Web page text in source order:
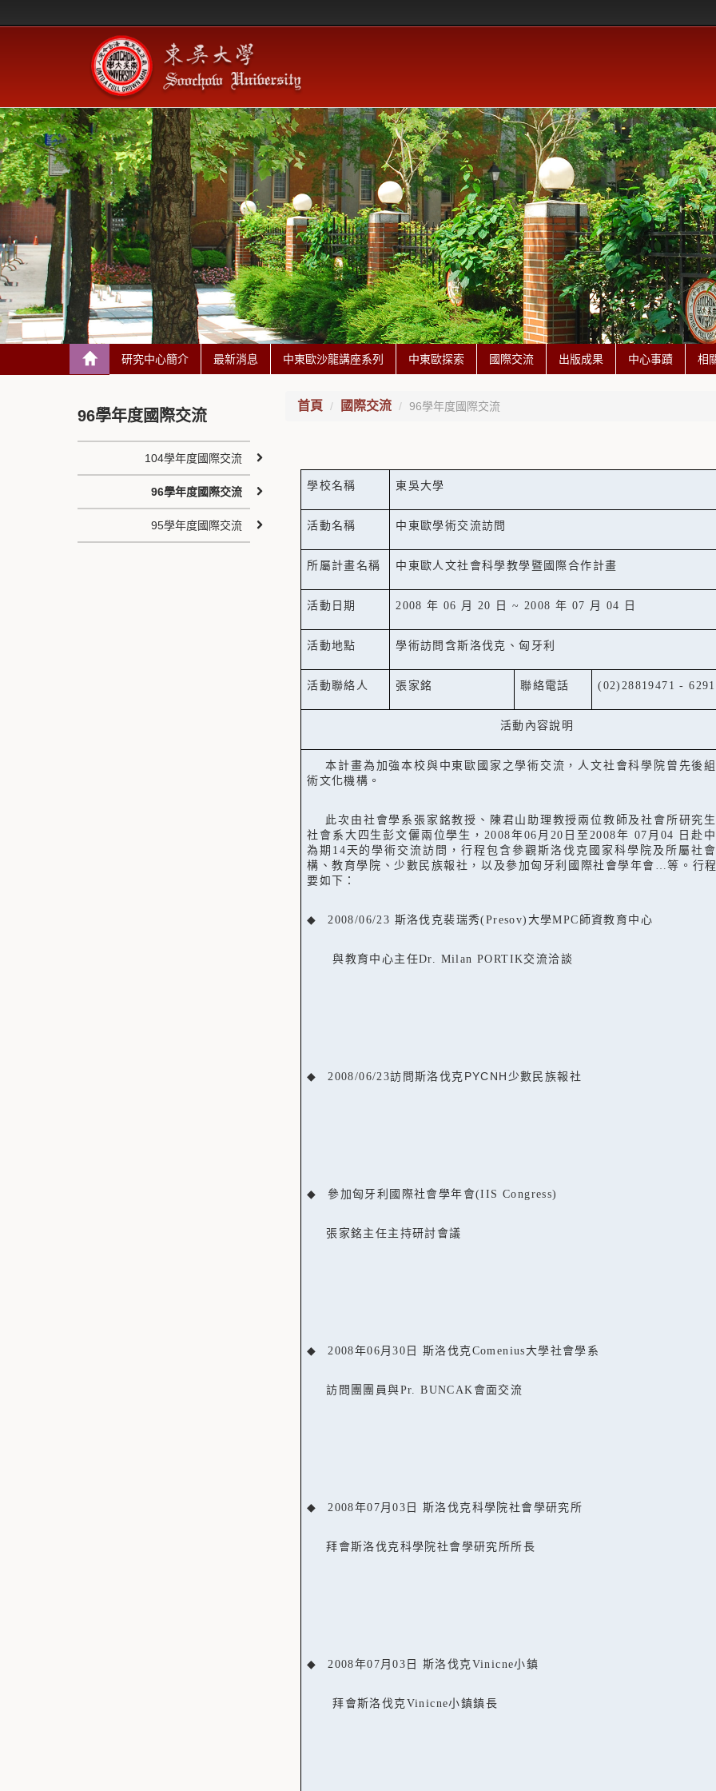
研究中心簡介 最新消息 中東歐沙龍講座系列 中東歐探索 國際交流 出版成果 中心事蹟 相
首頁 國際交流 96學年度國際交流
學校名稱 東吳大學
活動名稱 中東歐學術交流訪問
所屬計畫名稱 中東歐人文社會科學教學暨國際合作計畫
活動日期 2008年 06 月 20 日 ~ 2008 年 07 月 04 日
活動地點 學術訪問含斯洛伐克、匈牙利
活動聯絡人 張家銘 聯絡電話 (02)28819471 - 6291
活動內容說明
本計畫為加強本校與中東歐國家之學術交流，人文社會科學院曾先後
術文化機構。
此次由社會學系張家銘教授、陳君山助理教授兩位教師及社會所研究生
社會系大四生彭文儷兩位學生， 2008年06 月 20 日至 2008年 07 月 04
日赴
為期 14 天的學術交流訪問，行程包含參觀斯洛伐克國家科學院及所屬社
構、教育學院、少數民族報社，以及參加匈牙利國際社會學年會…等。行
要如下：
◆ 2008/06/23 斯洛伐克裴瑞秀(Presov) 大學MPC 師資教育中心
與教育中心主任Dr. Milan PORTIK交流洽談
◆ 2008/06/23訪問斯洛伐克 PYCNH 少數民族報社
◆ 參加匈牙利國際社會學年會(IIS Congress)
張家銘主任主持研討會議
◆ 2008年06月30 日 斯洛伐克Comenius大學社會學系
訪問團團員與Pr. BUNCAK 會面交流
◆ 2008年07月03 日 斯洛伐克科學院社會學研究所
拜會斯洛伐克科學院社會學研究所所長
◆ 2008年07月03 日 斯洛伐克Vinicne小鎮
拜會斯洛伐克Vinicne小鎮鎮長
96學年度國際交流
104學年度國際交流
96學年度國際交流
95學年度國際交流